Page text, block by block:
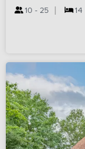
10 - 25 14